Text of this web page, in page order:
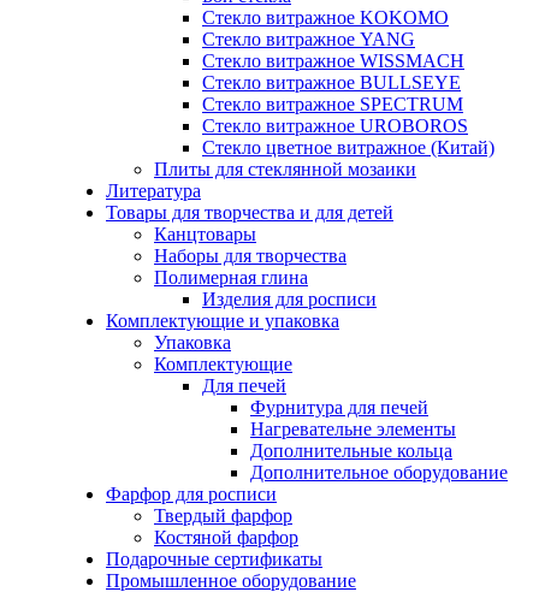
Стекло витражное KOKOMO
Стекло витражное YANG
Стекло витражное WISSMACH
Стекло витражное BULLSEYE
Стекло витражное SPECTRUM
Стекло витражное UROBOROS
Стекло цветное витражное (Китай)
Плиты для стеклянной мозаики
Литература
Товары для творчества и для детей
Канцтовары
Наборы для творчества
Полимерная глина
Изделия для росписи
Комплектующие и упаковка
Упаковка
Комплектующие
Для печей
Фурнитура для печей
Нагревательне элементы
Дополнительные кольца
Дополнительное оборудование
Фарфор для росписи
Твердый фарфор
Костяной фарфор
Подарочные сертификаты
Промышленное оборудование